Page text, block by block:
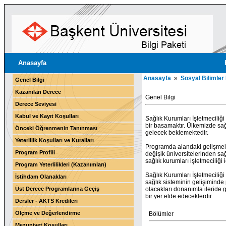
Anasayfa
Genel Bilgi
Kazanılan Derece
Derece Seviyesi
Kabul ve Kayıt Koşulları
Önceki Öğrenmenin Tanınması
Yeterlilik Koşulları ve Kuralları
Program Profili
Program Yeterlilikleri (Kazanımları)
İstihdam Olanakları
Üst Derece Programlarına Geçiş
Dersler - AKTS Kredileri
Ölçme ve Değerlendirme
Anasayfa » Sosyal Bilimler
Genel Bilgi
Sağlık Kurumları
bir basamaktır. Ülkemizde
gelecek beklemektedir.
Programda alandaki
değişik üniversitelerinden
sağlık kurumları işletmeciliği
Sağlık Kurumları
sağlık sisteminin gelişiminde
olacakları donanımla ileride
bir yer elde edeceklerdir.
Bölümler